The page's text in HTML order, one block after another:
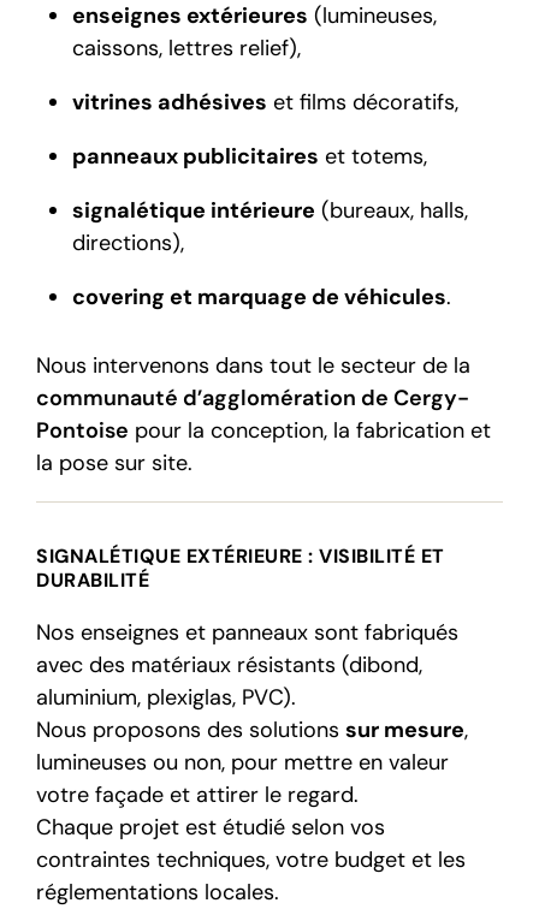
enseignes extérieures (lumineuses,
caissons, lettres relief),
vitrines adhésives et films décoratifs,
panneaux publicitaires et totems,
signalétique intérieure (bureaux, halls,
directions),
covering et marquage de véhicules.
Nous intervenons dans tout le secteur de la
communauté d’agglomération de Cergy-
Pontoise pour la conception, la fabrication et
la pose sur site.
SIGNALÉTIQUE EXTÉRIEURE : VISIBILITÉ ET
DURABILITÉ
Nos enseignes et panneaux sont fabriqués
avec des matériaux résistants (dibond,
aluminium, plexiglas, PVC).
Nous proposons des solutions sur mesure,
lumineuses ou non, pour mettre en valeur
votre façade et attirer le regard.
Chaque projet est étudié selon vos
contraintes techniques, votre budget et les
réglementations locales.